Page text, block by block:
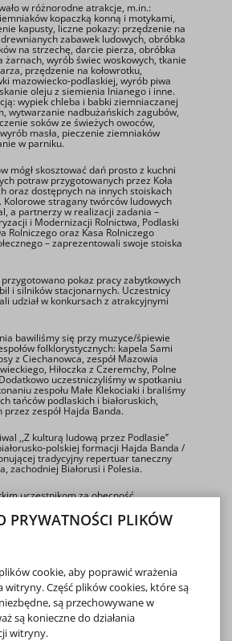
w różnorodne atrakcje, m.in.:
kopaczką konną i motykami,
kapusty, liczne pokazy: przędzenie na
zabawek ludowych, obróbka
na strzechę, darcie pierza, obróbka
żarnach, wyrób świec woskowych, tkanie
przędzenie na kołowrotku,
mazowiecko-podlaskiej, wyrób piwa
oleju z siemienia lnianego i inne.
wypiek chleba i babki ziemniaczanej
wytwarzanie nadbużańskich zagubów,
soków ze świeżych owoców,
masła, pieczenie ziemniaków
w parniku.
mógł skosztować dań prosto z kuchni
potraw przygotowanych przez Koła
oraz dostępnych na innych stoiskach
stragany twórców ludowych
a partnerzy w realizacji zadania –
i Modernizacji Rolnictwa, Podlaski
Rolniczego oraz Kasa Rolniczego
– zaprezentowali swoje stoiska
pokaz pracy zabytkowych
i silników stacjonarnych. Uczestnicy
udział w konkursach z atrakcyjnymi
bawiliśmy się przy muzyce/śpiewie
folklorystycznych: kapela Sami
z Ciechanowca, zespół Mazowia
Hiłoczka z Czeremchy, Polne
uczestniczyliśmy w spotkaniu
zespołu Małe Klekociaki i braliśmy
tańców podlaskich i białoruskich,
zespół Hajda Banda.
,,Z kulturą ludową przez Podlasie’’
polskiej formacji Hajda Banda /
tradycyjny repertuar taneczny
zachodniej Białorusi i Polesia.
uczestnikom za obecność
Radio RDC, Polskie Radio
Ministra Kultury i Dziedzictwa
programu Narodowego Centrum
Edycja 2025
PRYWATNOŚCI PLIKÓW
cookie, aby poprawić wrażenia
witryny. Część plików cookies, które są
są przechowywane w
są konieczne do działania
witryny.